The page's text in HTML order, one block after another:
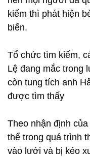
kiếm thì phát hiện
biển.
Tổ chức tìm kiếm,
Lệ đang mắc trong
còn tung tích anh
được tìm thấy
Theo nhận định
thể trong quá trình
vào lưới và bị kéo